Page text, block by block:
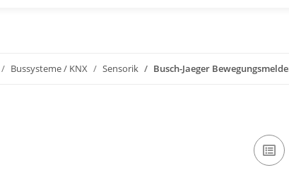
Bussysteme / KNX Sensorik Busch-Jaeger